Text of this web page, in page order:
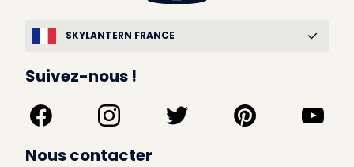
SKYLANTERN FRANCE
Suivez-nous !
Nous contacter